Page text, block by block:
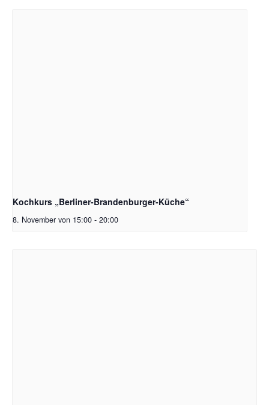
Kochkurs „Berliner-Brandenburger-Küche“
8. November von 15:00 - 20:00